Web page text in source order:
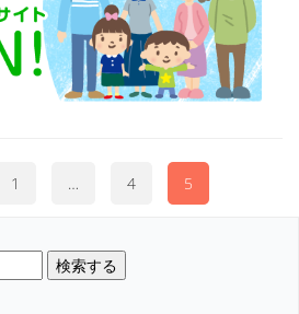
1 … 4 5
検索する